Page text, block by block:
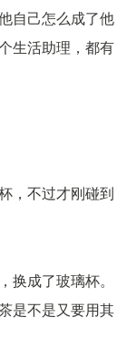
自己怎么成了他
生活助理，都有
，不过才刚碰到
换成了玻璃杯。
是不是又要用其